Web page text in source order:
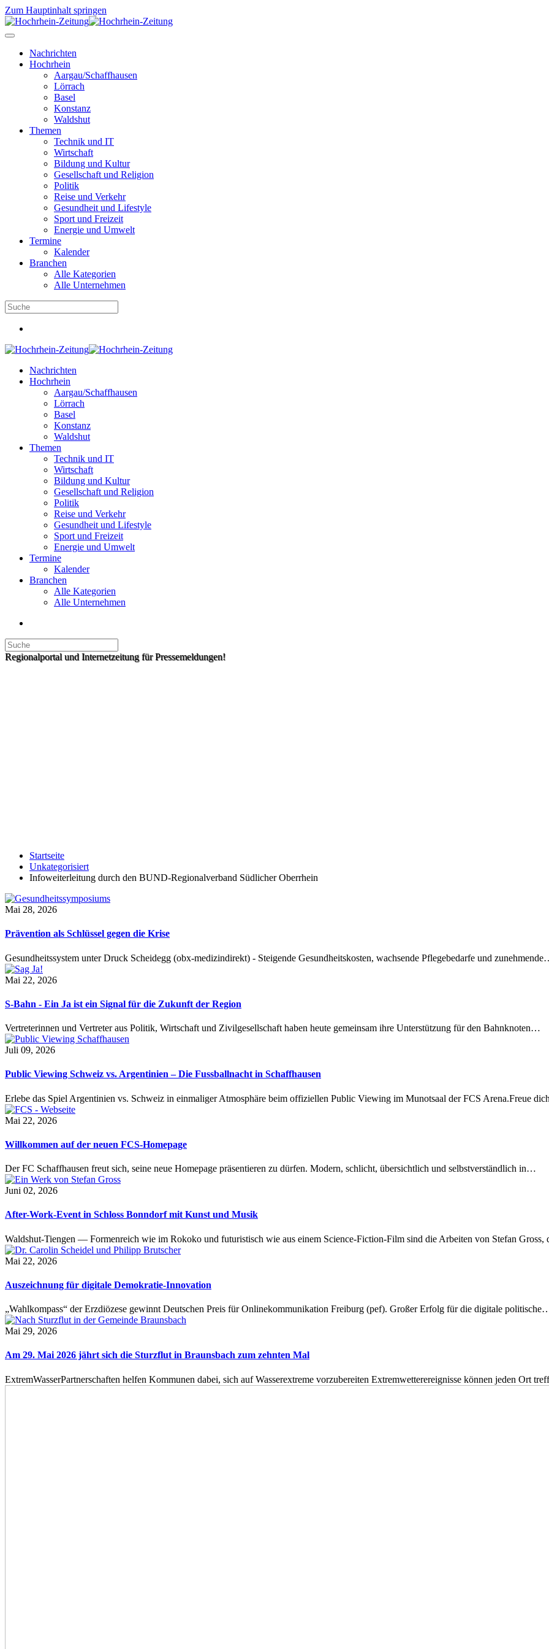
Zum Hauptinhalt springen
Nachrichten
Hochrhein
Aargau/Schaffhausen
Lörrach
Basel
Konstanz
Waldshut
Themen
Technik und IT
Wirtschaft
Bildung und Kultur
Gesellschaft und Religion
Politik
Reise und Verkehr
Gesundheit und Lifestyle
Sport und Freizeit
Energie und Umwelt
Termine
Kalender
Branchen
Alle Kategorien
Alle Unternehmen
Nachrichten
Hochrhein
Aargau/Schaffhausen
Lörrach
Basel
Konstanz
Waldshut
Themen
Technik und IT
Wirtschaft
Bildung und Kultur
Gesellschaft und Religion
Politik
Reise und Verkehr
Gesundheit und Lifestyle
Sport und Freizeit
Energie und Umwelt
Termine
Kalender
Branchen
Alle Kategorien
Alle Unternehmen
Regionalportal und Internetzeitung für Pressemeldungen!
Startseite
Unkategorisiert
Infoweiterleitung durch den BUND-Regionalverband Südlicher Oberrhein
Mai 28, 2026
Prävention als Schlüssel gegen die Krise
Gesundheitssystem unter Druck Scheidegg (obx-medizindirekt) - Steigende Gesundheitskosten, wachsende Pflegebedarfe und
Mai 22, 2026
S-Bahn - Ein Ja ist ein Signal für die Zukunft der Region
Vertreterinnen und Vertreter aus Politik, Wirtschaft und Zivilgesellschaft haben heute gemeinsam ihre Unterstützung für den Bahnknoten…
Juli 09, 2026
Public Viewing Schweiz vs. Argentinien – Die Fussballnacht in Schaffhausen
Erlebe das Spiel Argentinien vs. Schweiz in einmaliger Atmosphäre beim offiziellen Public Viewing im Munotsaal der FCS Arena.Freue
Mai 22, 2026
Willkommen auf der neuen FCS-Homepage
Der FC Schaffhausen freut sich, seine neue Homepage präsentieren zu dürfen. Modern, schlicht, übersichtlich und selbstverständlich in…
Juni 02, 2026
After-Work-Event in Schloss Bonndorf mit Kunst und Musik
Waldshut-Tiengen — Formenreich wie im Rokoko und futuristisch wie aus einem Science-Fiction-Film sind die Arbeiten von Stefan
Mai 22, 2026
Auszeichnung für digitale Demokratie-Innovation
„Wahlkompass“ der Erzdiözese gewinnt Deutschen Preis für Onlinekommunikation Freiburg (pef). Großer Erfolg für die digitale
Mai 29, 2026
Am 29. Mai 2026 jährt sich die Sturzflut in Braunsbach zum zehnten Mal
ExtremWasserPartnerschaften helfen Kommunen dabei, sich auf Wasserextreme vorzubereiten Extremwetterereignisse können jeden Ort